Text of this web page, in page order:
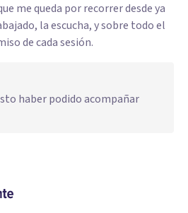
me queda por recorrer desde ya
la escucha, y sobre todo el
de cada sesión.
haber podido acompañar